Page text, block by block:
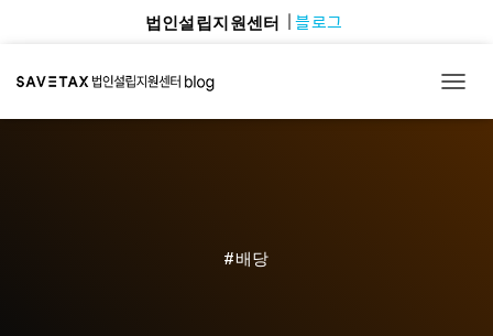
법인설립지원센터 블로그
#배당